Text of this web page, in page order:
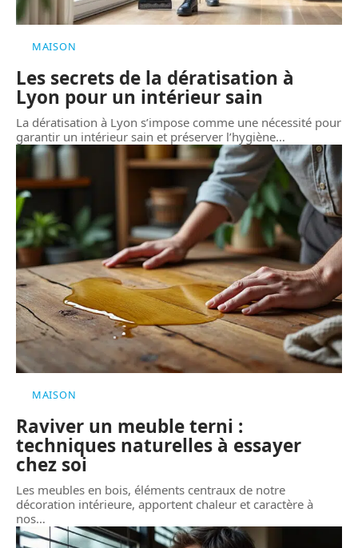
MAISON
Les secrets de la dératisation à
Lyon pour un intérieur sain
La dératisation à Lyon s’impose comme une nécessité pour
garantir un intérieur sain et préserver l’hygiène…
MAISON
Raviver un meuble terni :
techniques naturelles à essayer
chez soi
Les meubles en bois, éléments centraux de notre
décoration intérieure, apportent chaleur et caractère à
nos…